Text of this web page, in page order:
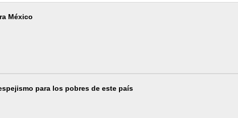
México
para los pobres de este país